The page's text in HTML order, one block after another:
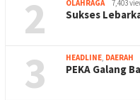
2 OLAHRAGA 7,403
Sukses
3 HEADLINE, DAERAH
PEKA Galang